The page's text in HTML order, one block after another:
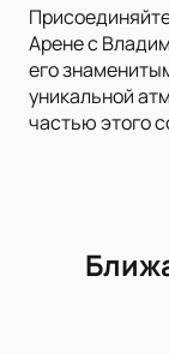
Арене с
его
уникальной
частью этого